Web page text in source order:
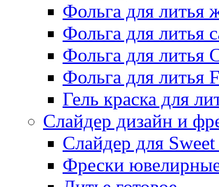
Фольга для литья
Фольга для литья
Фольга для литья
Фольга для литья
Гель краска для
Слайдер дизайн и
Слайдер для
Фрески